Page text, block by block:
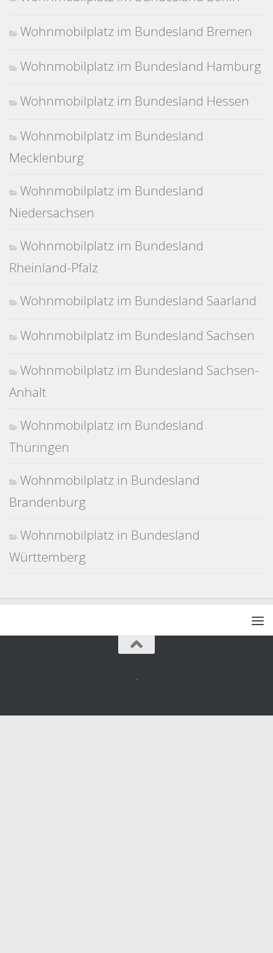
Wohnmobilplatz im Bundesland Bremen
Wohnmobilplatz im Bundesland Hamburg
Wohnmobilplatz im Bundesland Hessen
Wohnmobilplatz im Bundesland
Mecklenburg
Wohnmobilplatz im Bundesland
Niedersachsen
Wohnmobilplatz im Bundesland
Rheinland-Pfalz
Wohnmobilplatz im Bundesland Saarland
Wohnmobilplatz im Bundesland Sachsen
Wohnmobilplatz im Bundesland Sachsen-
Anhalt
Wohnmobilplatz im Bundesland
Thüringen
Wohnmobilplatz in Bundesland
Brandenburg
Wohnmobilplatz in Bundesland
Württemberg
.